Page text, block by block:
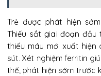
Trẻ được phát hiện
Thiếu sắt giai đoạn đầu
thiếu máu mới xuất hiện
sút. Xét nghiệm ferritin
thể, phát hiện sớm trước